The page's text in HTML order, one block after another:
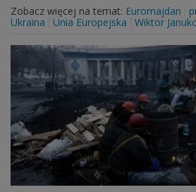
Zobacz więcej na temat: Euromajdan
Ukraina
Unia Europejska Wiktor